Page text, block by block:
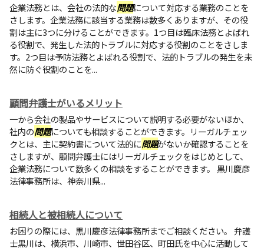
企業法務とは、会社の法的な問題について対応する業務のことを
さします。企業法務に該当する業務は数多くありますが、その役
割は主に3つに分けることができます。1つ目は臨床法務とよばれ
る役割で、発生した法的トラブルに対応する役割のことをさしま
す。2つ目は予防法務とよばれる役割で、法的トラブルの発生を未
然に防ぐ役割のことを...
顧問弁護士がいるメリット
一から会社の製品やサービスについて説明する必要がないほか、
社内の問題についても相談することができます。リーガルチェッ
クとは、主に契約書について法的に問題がないか確認することを
さしますが、顧問弁護士にはリーガルチェックをはじめとして、
企業法務について数多くの相談をすることができます。 黒川慶彦
法律事務所は、神奈川県...
相続人と被相続人について
お困りの際には、黒川慶彦法律事務所までご相談ください。 弁護
士黒川は、横浜市、川崎市、世田谷区、町田氏を中心に活動して